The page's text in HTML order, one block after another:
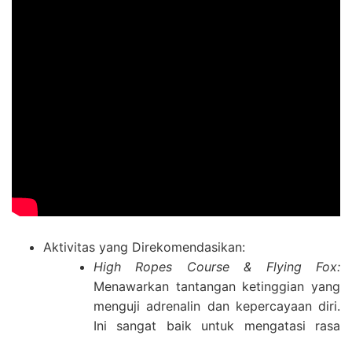
Aktivitas yang Direkomendasikan:
High Ropes Course & Flying Fox:
Menawarkan tantangan ketinggian yang
menguji adrenalin dan kepercayaan diri.
Ini sangat baik untuk mengatasi rasa